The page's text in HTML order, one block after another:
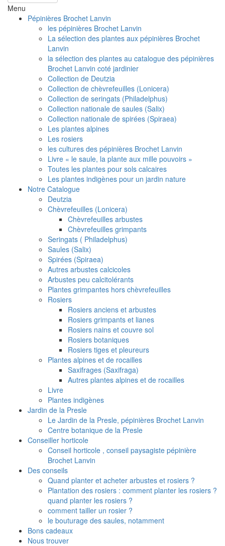
Menu
Pépinières Brochet Lanvin
les pépinières Brochet Lanvin
La sélection des plantes aux pépinières Brochet
Lanvin
la sélection des plantes au catalogue des pépinières
Brochet Lanvin coté jardinier
Collection de Deutzia
Collection de chèvrefeuilles (Lonicera)
Collection de seringats (Philadelphus)
Collection nationale de saules (Salix)
Collection nationale de spirées (Spiraea)
Les plantes alpines
Les rosiers
les cultures des pépinières Brochet Lanvin
Livre « le saule, la plante aux mille pouvoirs »
Toutes les plantes pour sols calcaires
Les plantes indigènes pour un jardin nature
Notre Catalogue
Deutzia
Chèvrefeuilles (Lonicera)
Chèvrefeuilles arbustes
Chèvrefeuilles grimpants
Seringats ( Philadelphus)
Saules (Salix)
Spirées (Spiraea)
Autres arbustes calcicoles
Arbustes peu calcitolérants
Plantes grimpantes hors chèvrefeuilles
Rosiers
Rosiers anciens et arbustes
Rosiers grimpants et lianes
Rosiers nains et couvre sol
Rosiers botaniques
Rosiers tiges et pleureurs
Plantes alpines et de rocailles
Saxifrages (Saxifraga)
Autres plantes alpines et de rocailles
Livre
Plantes indigènes
Jardin de la Presle
Le Jardin de la Presle, pépinières Brochet Lanvin
Centre botanique de la Presle
Conseiller horticole
Conseil horticole , conseil paysagiste pépinière
Brochet Lanvin
Des conseils
Quand planter et acheter arbustes et rosiers ?
Plantation des rosiers : comment planter les rosiers ?
quand planter les rosiers ?
comment tailler un rosier ?
le bouturage des saules, notamment
Bons cadeaux
Nous trouver